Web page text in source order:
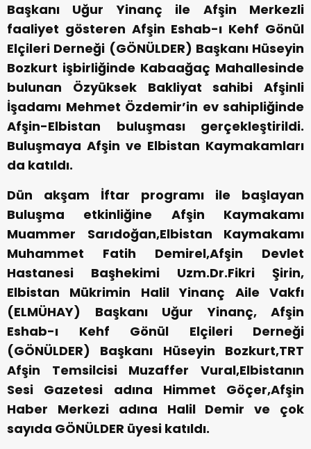
Başkanı Uğur Yinanç ile Afşin Merkezli
faaliyet gösteren Afşin Eshab-ı Kehf Gönül
Elçileri Derneği (GÖNÜLDER) Başkanı Hüseyin
Bozkurt işbirliğinde Kabaağaç Mahallesinde
bulunan Özyüksek Bakliyat sahibi Afşinli
İşadamı Mehmet Özdemir’in ev sahipliğinde
Afşin-Elbistan buluşması gerçekleştirildi.
Buluşmaya Afşin ve Elbistan Kaymakamları
da katıldı.
Dün akşam İftar programı ile başlayan
Buluşma etkinliğine Afşin Kaymakamı
Muammer Sarıdoğan,Elbistan Kaymakamı
Muhammet Fatih Demirel,Afşin Devlet
Hastanesi Başhekimi Uzm.Dr.Fikri Şirin,
Elbistan Mükrimin Halil Yinanç Aile Vakfı
(ELMÜHAY) Başkanı Uğur Yinanç, Afşin
Eshab-ı Kehf Gönül Elçileri Derneği
(GÖNÜLDER) Başkanı Hüseyin Bozkurt,TRT
Afşin Temsilcisi Muzaffer Vural,Elbistanın
Sesi Gazetesi adına Himmet Göçer,Afşin
Haber Merkezi adına Halil Demir ve çok
sayıda GÖNÜLDER üyesi katıldı.